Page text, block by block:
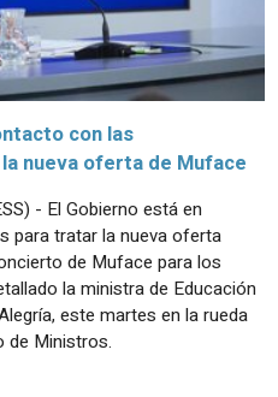
con las
nueva oferta de Muface
- El Gobierno está en
para tratar la nueva oferta
de Muface para los
la ministra de Educación
este martes en la rueda
de Ministros.